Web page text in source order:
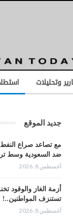
وتحليلات
جديد الموقع
مع تصاعد صراع
ضد السعودية وسط
أغسطس 8, 2026
أزمة الغاز والوقود
تستنزف المواطنين..!
أغسطس 8, 2026